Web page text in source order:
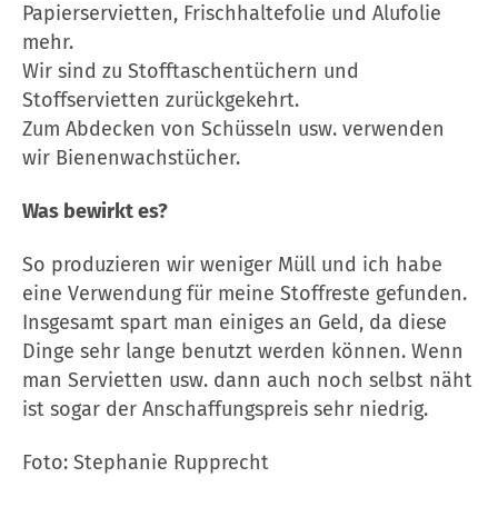
Papierservietten, Frischhaltefolie und Alufolie
mehr.
Wir sind zu Stofftaschentüchern und
Stoffservietten zurückgekehrt.
Zum Abdecken von Schüsseln usw. verwenden
wir Bienenwachstücher.
Was bewirkt es?
So produzieren wir weniger Müll und ich habe
eine Verwendung für meine Stoffreste gefunden.
Insgesamt spart man einiges an Geld, da diese
Dinge sehr lange benutzt werden können. Wenn
man Servietten usw. dann auch noch selbst näht
ist sogar der Anschaffungspreis sehr niedrig.
Foto: Stephanie Rupprecht